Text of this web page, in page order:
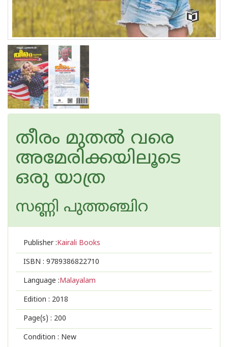
തീരം മുതല്‍ വരെ
അമേരിക്കയിലൂടെ
ഒരു യാത്ര
സണ്ണി പുത്തഞ്ചിറ
Publisher :Kairali Books
ISBN : 9789386822710
Language :Malayalam
Edition : 2018
Page(s) : 200
Condition : New